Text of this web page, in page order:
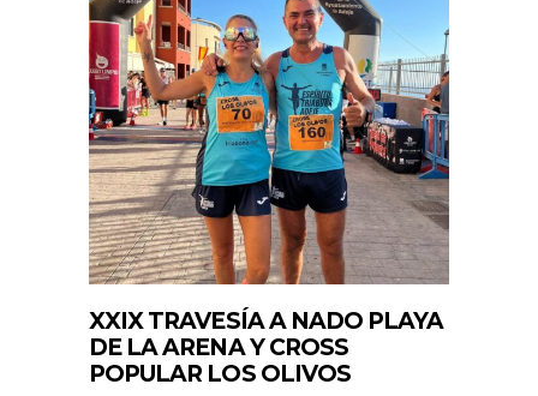
XXIX TRAVESÍA A NADO PLAYA
DE LA ARENA Y CROSS
POPULAR LOS OLIVOS